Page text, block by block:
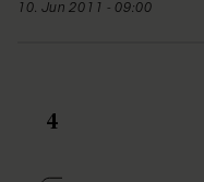
10. Jun 2011 - 09:00
4